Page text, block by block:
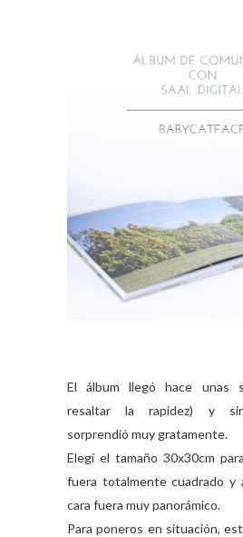
El álbum llegó hace unas
resaltar la rapidez) y
sorprendió muy gratamente.
Elegí el tamaño 30x30cm
fuera totalmente cuadrado y
cara fuera muy panorámico.
Para poneros en situación,